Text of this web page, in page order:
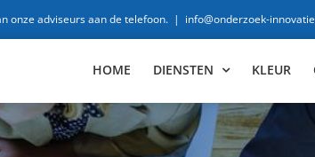
onze adviseurs aan de telefoon. | info@onderzoek-
HOME DIENSTEN KLEUR